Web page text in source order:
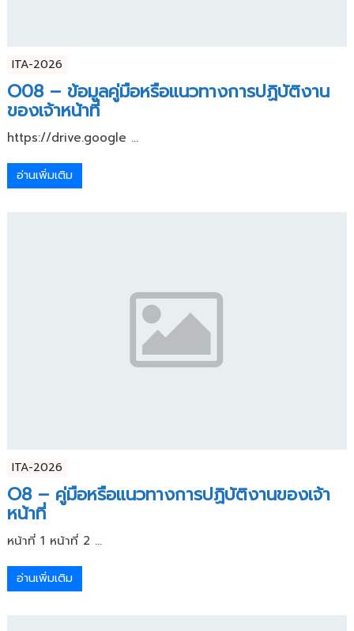
ITA-2026
O08 – ข้อมูลคู่มือหรือแนวทางการปฏิบัติงาน
ของเจ้าหน้าที่
https://drive.google ...
อ่านเพิ่มเติม
ITA-2026
O8 – คู่มือหรือแนวทางการปฏิบัติงานของเจ้า
หน้าที่
หน้าที่ 1 หน้าที่ 2 ...
อ่านเพิ่มเติม